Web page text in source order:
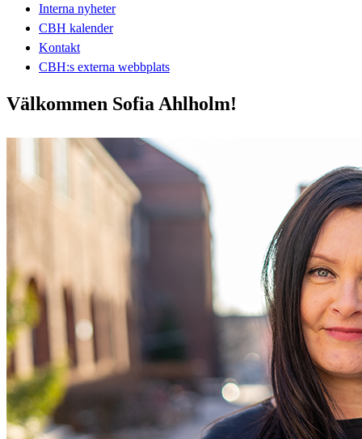
Interna nyheter
CBH kalender
Kontakt
CBH:s externa webbplats
Välkommen Sofia Ahlholm!